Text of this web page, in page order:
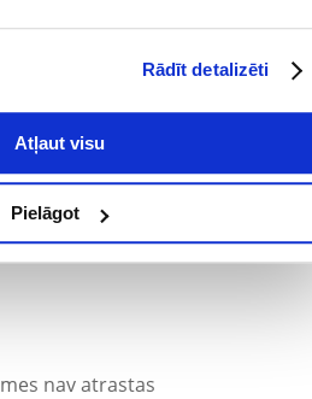
Rādīt detalizēti
Atļaut visu
Pielāgot
kuri ir iegādājušies produktu,
norādītais vērtējums ir
Pēc atsauksmju apstrādes mēs
negatīvus vērtējumus.
nav atrastas